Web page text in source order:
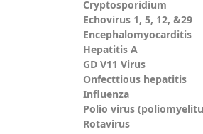
Cryptosporidium
Echovirus 1, 5, 12, &29
Encephalomyocarditis
Hepatitis A
GD V11 Virus
Onfecttious hepatitis
Influenza
Polio virus
Rotavirus